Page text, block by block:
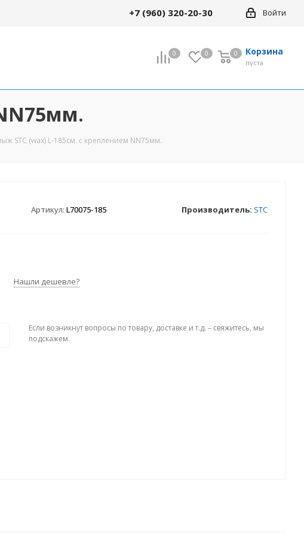
Войти
+7 (960) 320-20-30
0 0 Корзина
0
пуста
0
STC (wax) L-185см. с креплением NN75мм.
Артикул: L70075-185 Производитель: STC
Нашли дешевле?
Если возникнут вопросы по товару, доставке и т.д. – свяжитесь, мы
подскажем.